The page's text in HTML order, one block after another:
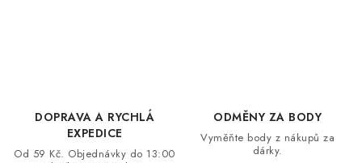
c
DOPRAVA A RYCHLÁ
EXPEDICE
Od 59 Kč. Objednávky do 13:00
ODMĚNY ZA BODY
Vyměňte body z nákupů za
dárky.